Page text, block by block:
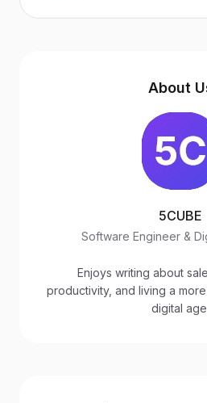
About
5CUBE
Software Engineer &
Enjoys writing about
productivity, and living a
digital